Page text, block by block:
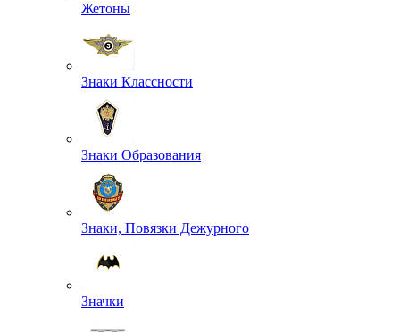
Жетоны
Знаки Классности
Знаки Образования
Знаки, Повязки Дежурного
Значки